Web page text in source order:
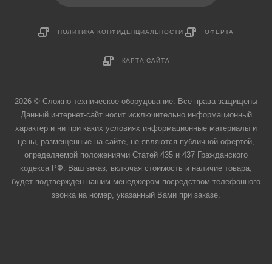
ПОЛИТИКА КОНФИДЕНЦИАЛЬНОСТИ ОФЕРТА
КАРТА САЙТА
2026 © Сложно-техническое оборудование. Все права защищены
Данный интернет-сайт носит исключительно информационный
характер и ни при каких условиях информационные материалы и
цены, размещенные на сайте, не являются публичной офертой,
определяемой положениями Статей 435 и 437 Гражданского
кодекса РФ. Ваш заказ, включая стоимость и наличие товара,
будет подтвержден нашим менеджером посредством телефонного
звонка на номер, указанный Вами при заказе.